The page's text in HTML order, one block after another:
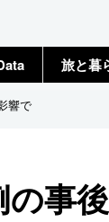
旅と暮
響で
の事